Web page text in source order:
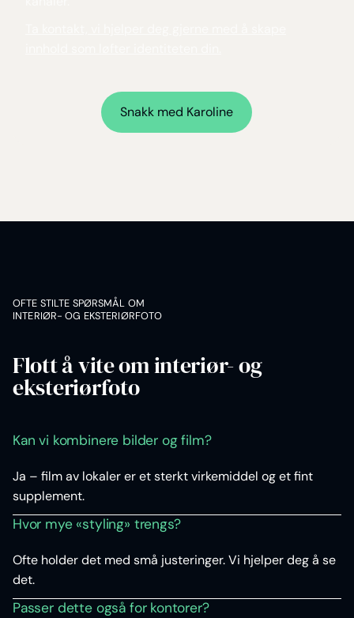
Snakk med Karoline
OFTE STILTE SPØRSMÅL OM
INTERIØR- OG EKSTERIØRFOTO
Flott å vite om interiør- og
eksteriørfoto
Kan vi kombinere bilder og film?
Ja – film av lokaler er et sterkt virkemiddel og et fint
supplement.
Hvor mye «styling» trengs?
Ofte holder det med små justeringer. Vi hjelper deg å se
det.
Passer dette også for kontorer?